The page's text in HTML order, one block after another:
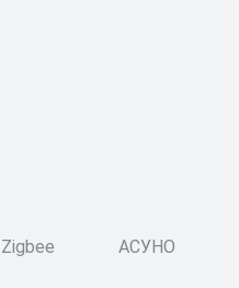
Zigbee АСУНО